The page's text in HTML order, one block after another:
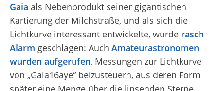
Gaia als Nebenprodukt seiner gigantischen
Kartierung der Milchstraße, und als sich die
Lichtkurve interessant entwickelte, wurde rasch
Alarm geschlagen: Auch Amateurastronomen
wurden aufgerufen, Messungen zur Lichtkurve
von „Gaia16aye“ beizusteuern, aus deren Form